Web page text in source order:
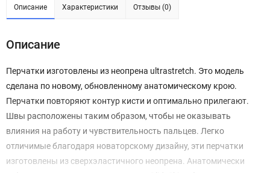
Описание Характеристики Отзывы (0)
Описание
Перчатки изготовлены из неопрена ultrastretch. Это модель
сделана по новому, обновленному анатомическому крою.
Перчатки повторяют контур кисти и оптимально прилегают.
Швы расположены таким образом, чтобы не оказывать
влияния на работу и чувствительность пальцев. Легко
отличимые благодаря новаторскому дизайну, эти перчатки
изготовлены из сверхэластичного неопрена. Анатомически